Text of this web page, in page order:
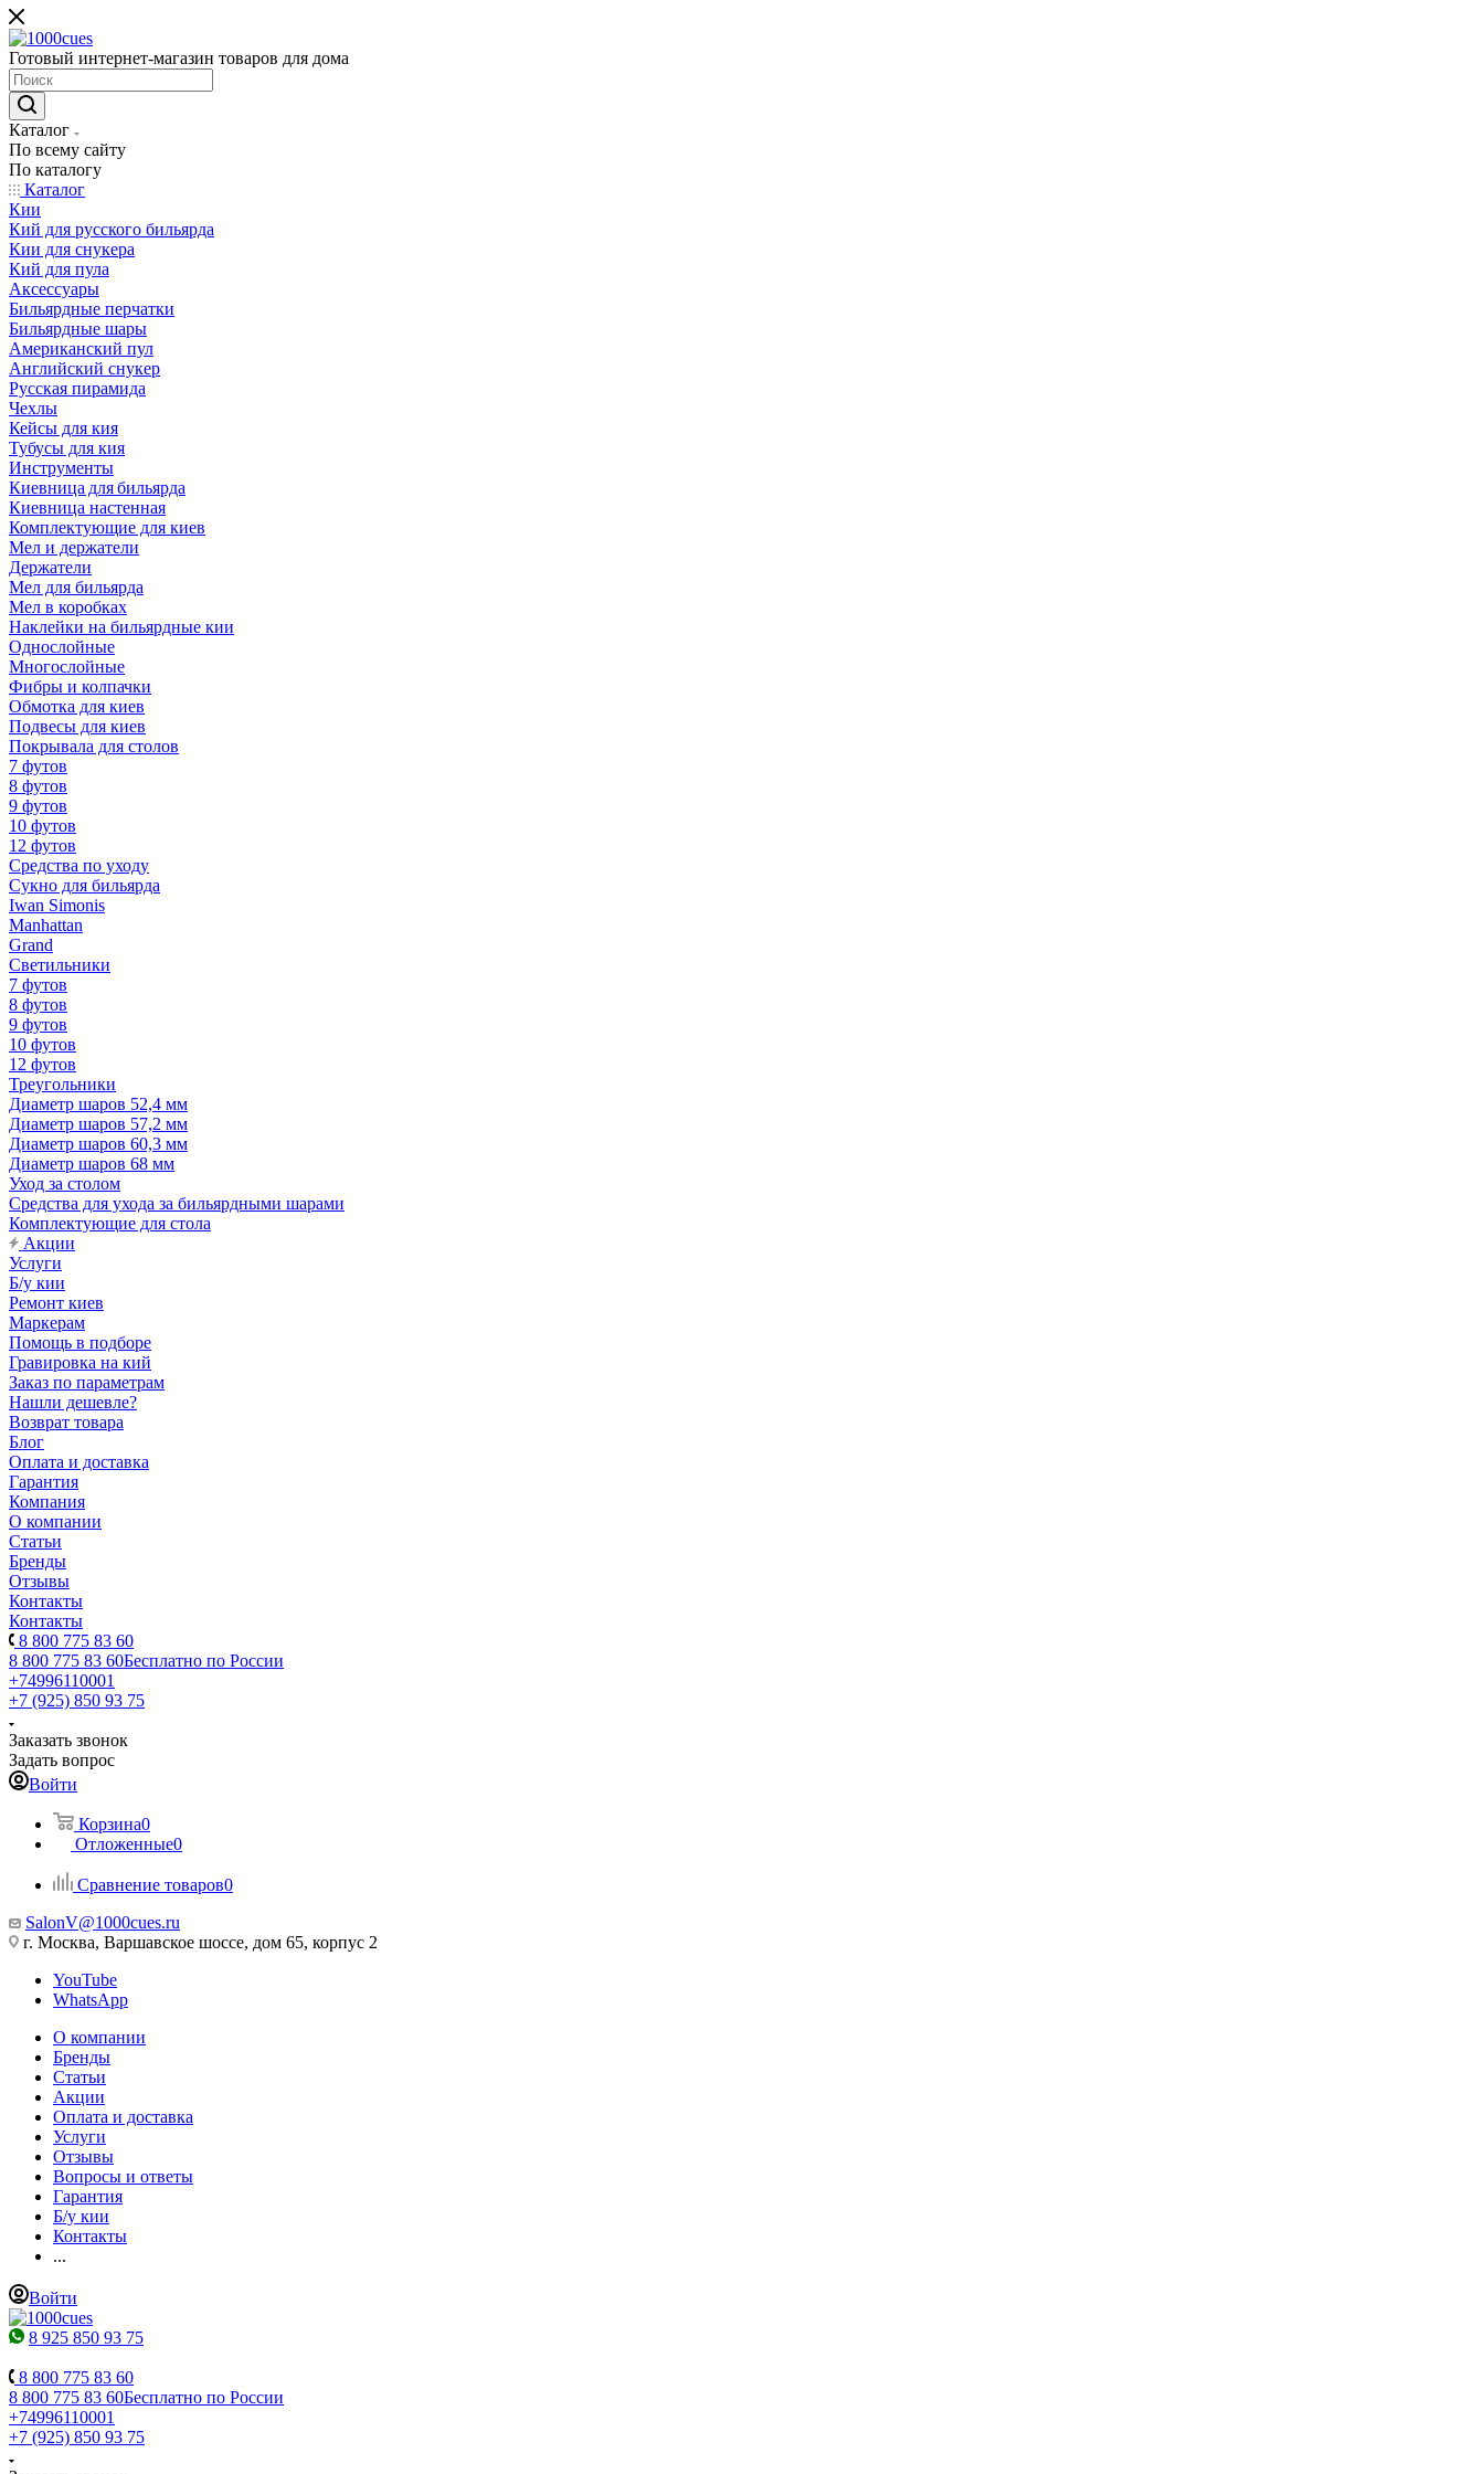
Готовый интернет-магазин товаров для дома
Каталог
По всему сайту
По каталогу
Каталог
Кии
Кий для русского бильярда
Кии для снукера
Кий для пула
Аксессуары
Бильярдные перчатки
Бильярдные шары
Американский пул
Английский снукер
Русская пирамида
Чехлы
Кейсы для кия
Тубусы для кия
Инструменты
Киевница для бильярда
Киевница настенная
Комплектующие для киев
Мел и держатели
Держатели
Мел для бильярда
Мел в коробках
Наклейки на бильярдные кии
Однослойные
Многослойные
Фибры и колпачки
Обмотка для киев
Подвесы для киев
Покрывала для столов
7 футов
8 футов
9 футов
10 футов
12 футов
Средства по уходу
Сукно для бильярда
Iwan Simonis
Manhattan
Grand
Светильники
7 футов
8 футов
9 футов
10 футов
12 футов
Треугольники
Диаметр шаров 52,4 мм
Диаметр шаров 57,2 мм
Диаметр шаров 60,3 мм
Диаметр шаров 68 мм
Уход за столом
Средства для ухода за бильярдными шарами
Комплектующие для стола
Акции
Услуги
Б/у кии
Ремонт киев
Маркерам
Помощь в подборе
Гравировка на кий
Заказ по параметрам
Нашли дешевле?
Возврат товара
Блог
Оплата и доставка
Гарантия
Компания
О компании
Статьи
Бренды
Отзывы
Контакты
Контакты
8 800 775 83 60
8 800 775 83 60Бесплатно по России
+74996110001
+7 (925) 850 93 75
Заказать звонок
Задать вопрос
Войти
Корзина0
Отложенные0
Сравнение товаров0
SalonV@1000cues.ru
г. Москва, Варшавское шоссе, дом 65, корпус 2
YouTube
WhatsApp
О компании
Бренды
Статьи
Акции
Оплата и доставка
Услуги
Отзывы
Вопросы и ответы
Гарантия
Б/у кии
Контакты
...
Войти
8 925 850 93 75
8 800 775 83 60
8 800 775 83 60Бесплатно по России
+74996110001
+7 (925) 850 93 75